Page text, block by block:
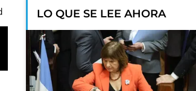
LO QUE SE LEE AHORA